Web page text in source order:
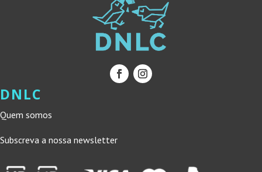
DNLC
Quem somos
Subscreva a nossa newsletter